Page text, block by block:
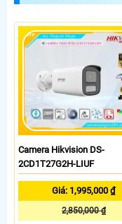
Camera Hikvision DS-
2CD1T27G2H-LIUF
Giá: 1,995,000 ₫
2,850,000 ₫